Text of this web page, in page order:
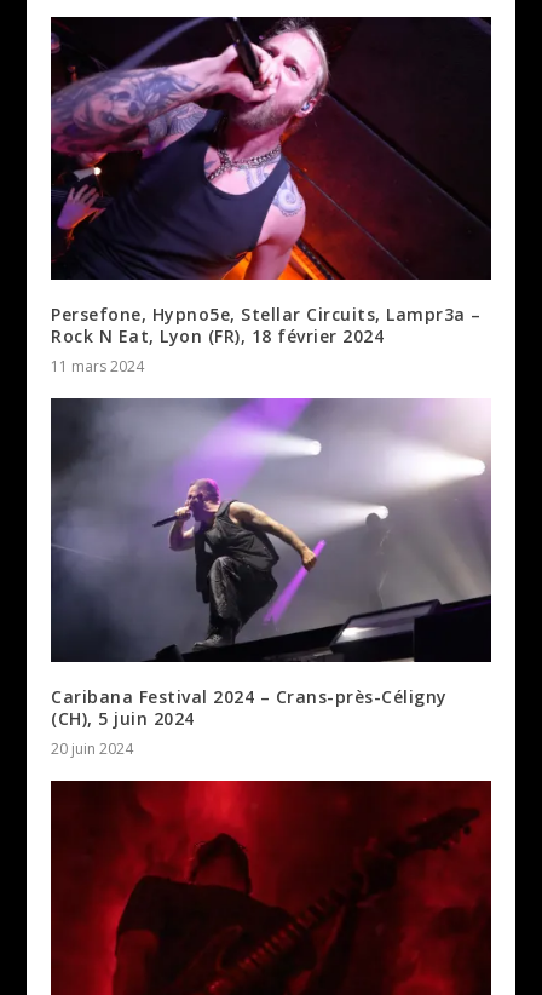
Persefone, Hypno5e, Stellar Circuits, Lampr3a –
Rock N Eat, Lyon (FR), 18 février 2024
11 mars 2024
Caribana Festival 2024 – Crans-près-Céligny
(CH), 5 juin 2024
20 juin 2024